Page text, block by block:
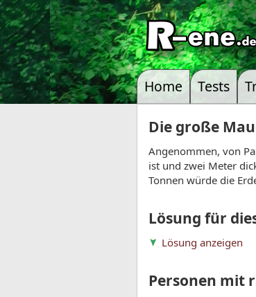
Home Tests
Die große
Angenommen, von
ist und zwei Meter
Tonnen würde die
Lösung für
Lösung anzeigen
Personen mit